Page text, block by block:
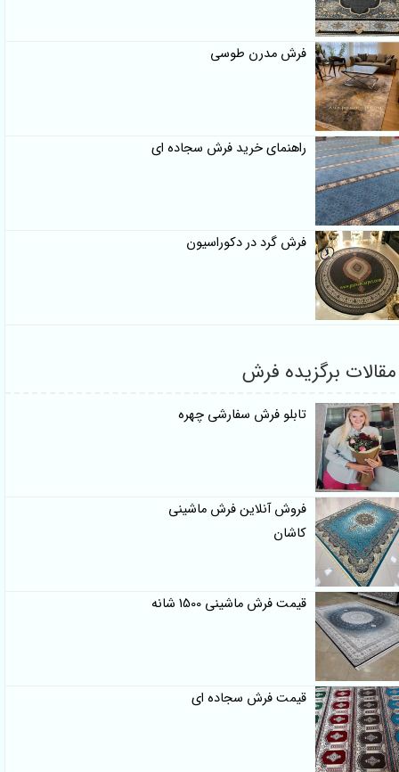
فرش مدرن طوسی
راهنمای خرید فرش سجاده ای
فرش گرد در دکوراسیون
مقالات برگزیده فرش
تابلو فرش سفارشی چهره
فروش آنلاین فرش ماشینی
کاشان
قیمت فرش ماشینی 1500 شانه
قیمت فرش سجاده ای